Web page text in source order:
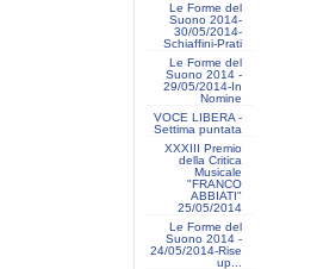
Le Forme del
Suono 2014-
30/05/2014-
Schiaffini-Prati
Le Forme del
Suono 2014 -
29/05/2014-In
Nomine
VOCE LIBERA -
Settima puntata
XXXIII Premio
della Critica
Musicale
"FRANCO
ABBIATI"
25/05/2014
Le Forme del
Suono 2014 -
24/05/2014-Rise
up...